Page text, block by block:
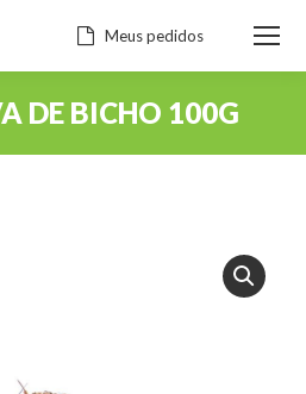
Meus pedidos
DE BICHO 100G